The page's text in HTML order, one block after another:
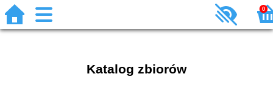
0
Katalog zbiorów